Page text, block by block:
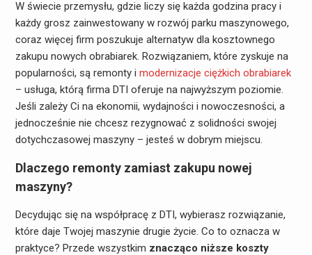
W świecie przemysłu, gdzie liczy się każda godzina pracy i
każdy grosz zainwestowany w rozwój parku maszynowego,
coraz więcej firm poszukuje alternatyw dla kosztownego
zakupu nowych obrabiarek. Rozwiązaniem, które zyskuje na
popularności, są remonty i modernizacje ciężkich obrabiarek
– usługa, którą firma DTI oferuje na najwyższym poziomie.
Jeśli zależy Ci na ekonomii, wydajności i nowoczesności, a
jednocześnie nie chcesz rezygnować z solidności swojej
dotychczasowej maszyny – jesteś w dobrym miejscu.
Dlaczego remonty zamiast zakupu nowej
maszyny?
Decydując się na współpracę z DTI, wybierasz rozwiązanie,
które daje Twojej maszynie drugie życie. Co to oznacza w
praktyce? Przede wszystkim znacząco niższe koszty